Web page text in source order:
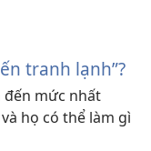
tranh lạnh”?
đến mức nhất
họ có thể làm gì